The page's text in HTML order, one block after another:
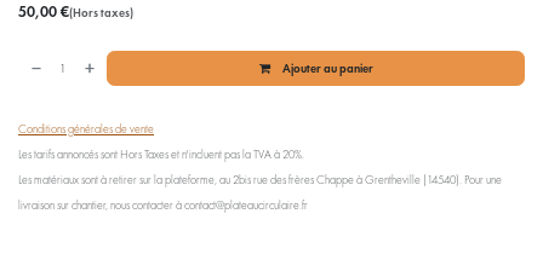
50,00€(Hors taxes)
Ajouter au panier
Conditions générales de vente
Les tarifs annoncés sont Hors Taxes et n'incluent pas la TVA à 20%.
Les matériaux sont à retirer sur la plateforme, au 2bis rue des frères Chappe à Grentheville (14540). Pour une
livraison sur chantier, nous contacter à contact@plateaucirculaire.fr